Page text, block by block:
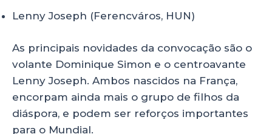
Lenny Joseph (Ferencváros, HUN)
As principais novidades da convocação são o
volante Dominique Simon e o centroavante
Lenny Joseph. Ambos nascidos na França,
encorpam ainda mais o grupo de filhos da
diáspora, e podem ser reforços importantes
para o Mundial.